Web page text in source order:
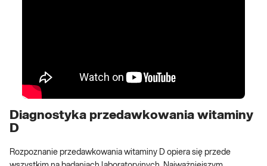
Diagnostyka przedawkowania witaminy
D
Rozpoznanie przedawkowania witaminy D opiera się przede